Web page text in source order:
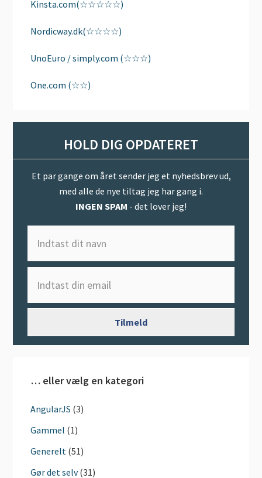
Kinsta.com(☆☆☆☆☆)
Nordicway.dk(☆☆☆☆)
UnoEuro / simply.com (☆☆☆)
One.com (☆☆)
HOLD DIG OPDATERET
Et par gange om året sender jeg et nyhedsbrev ud,
med alle de nye tiltag jeg har gang i.
INGEN SPAM - det lover jeg!
… eller vælg en kategori
AngularJS (3)
Gammel (1)
Generelt (51)
Gør det selv(31)